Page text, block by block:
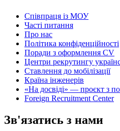
Співпраця із МОУ
Часті питання
Про нас
Політика конфіденційності
Поради з оформлення CV
Центри рекрутингу
Ставлення до мобілізації
Країна інженерів
«На досвіді» — проєкт з
Foreign Recruitment Center
Зв'язатись з нами